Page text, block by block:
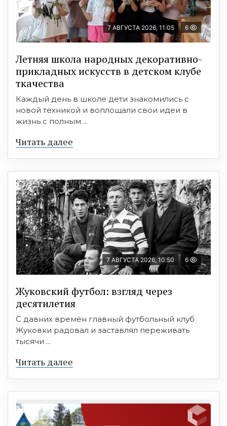
7 АВГУСТА 2026, 11:05 6
Летняя школа народных декоративно-
прикладных искусств в детском клубе
ткачества
Каждый день в школе дети знакомились с
новой техникой и воплощали свои идеи в
жизнь с полным ...
Читать далее
7 АВГУСТА 2026, 10:50 6
Жуковский футбол: взгляд через
десятилетия
С давних времён главный футбольный клуб
Жуковки радовал и заставлял переживать
тысячи ...
Читать далее